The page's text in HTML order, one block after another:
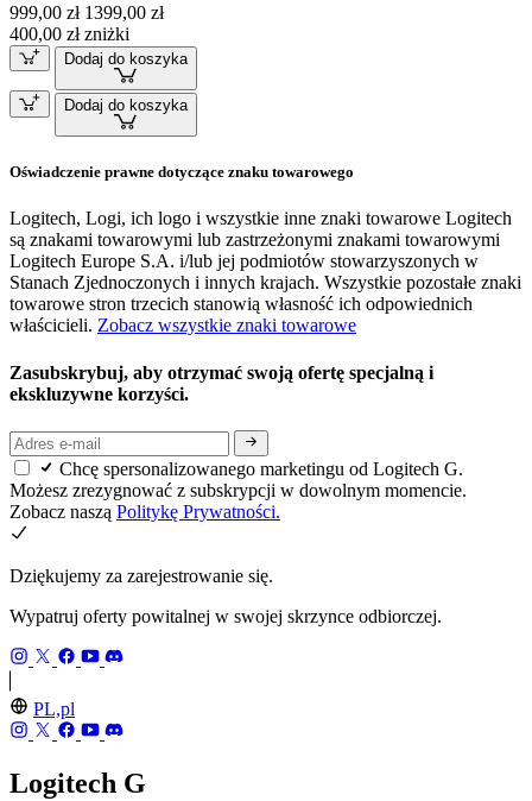
999,00 zł 1399,00 zł
400,00 zł zniżki
Dodaj do koszyka
Dodaj do koszyka
Oświadczenie prawne dotyczące znaku towarowego
Logitech, Logi, ich logo i wszystkie inne znaki towarowe Logitech
są znakami towarowymi lub zastrzeżonymi znakami towarowymi
Logitech Europe S.A. i/lub jej podmiotów stowarzyszonych w
Stanach Zjednoczonych i innych krajach. Wszystkie pozostałe znaki
towarowe stron trzecich stanowią własność ich odpowiednich
właścicieli. Zobacz wszystkie znaki towarowe
Zasubskrybuj, aby otrzymać swoją ofertę specjalną i
ekskluzywne korzyści.
Chcę spersonalizowanego marketingu od Logitech G.
Możesz zrezygnować z subskrypcji w dowolnym momencie.
Zobacz naszą Politykę Prywatności.
Dziękujemy za zarejestrowanie się.
Wypatruj oferty powitalnej w swojej skrzynce odbiorczej.
PL,pl
Logitech G